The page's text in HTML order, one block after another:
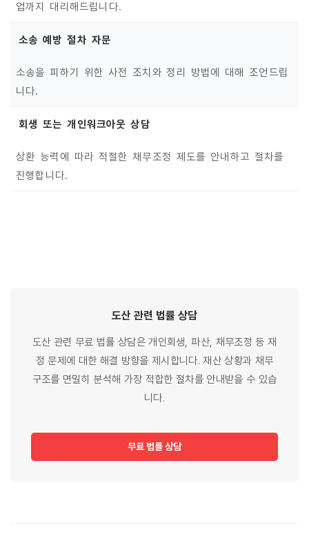
업까지 대리해드립니다.
소송 예방 절차 자문
소송을 피하기 위한 사전 조치와 정리 방법에 대해 조언드립
니다.
회생 또는 개인워크아웃 상담
상환 능력에 따라 적절한 채무조정 제도를 안내하고 절차를
진행합니다.
도산 관련 법률 상담
도산 관련 무료 법률 상담은 개인회생, 파산, 채무조정 등 재
정 문제에 대한 해결 방향을 제시합니다. 재산 상황과 채무
구조를 면밀히 분석해 가장 적합한 절차를 안내받을 수 있습
니다.
무료 법률 상담